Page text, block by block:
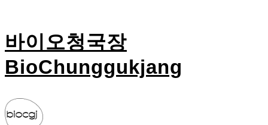
바이오청국장
BioChunggukjang